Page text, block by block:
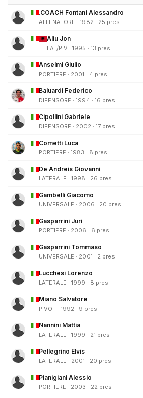
.COACH Fontani Alessandro
ALLENATORE · 1982 · 25 pres
Aliu Jon
LAT/PIV · 1995 · 13 pres
Anselmi Giulio
PORTIERE · 2001 · 4 pres
Baluardi Federico
DIFENSORE · 1994 · 16 pres
Cipollini Gabriele
DIFENSORE · 2002 · 17 pres
Cometti Luca
PORTIERE · 1983 · 8 pres
De Andreis Giovanni
LATERALE · 1998 · 26 pres
Gambelli Giacomo
UNIVERSALE · 2006 · 20 pres
Gasparrini Juri
PORTIERE · 2006 · 6 pres
Gasparrini Tommaso
UNIVERSALE · 2001 · 2 pres
Lucchesi Lorenzo
LATERALE · 1999 · 8 pres
Miano Salvatore
PIVOT · 1992 · 9 pres
Nannini Mattia
LATERALE · 1999 · 21 pres
Pellegrino Elvis
LATERALE · 2001 · 20 pres
Pianigiani Alessio
PORTIERE · 2003 · 22 pres